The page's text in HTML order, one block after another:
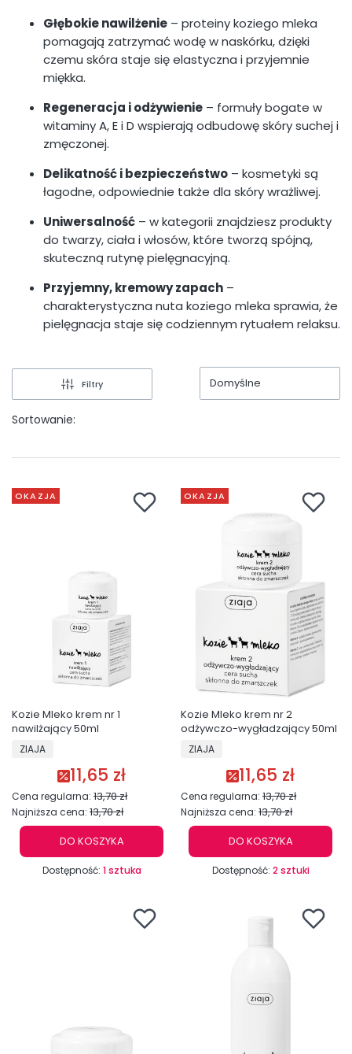
Głębokie nawilżenie – proteiny koziego mleka
pomagają zatrzymać wodę w naskórku, dzięki
czemu skóra staje się elastyczna i przyjemnie
miękka.
Regeneracja i odżywienie – formuły bogate w
witaminy A, E i D wspierają odbudowę skóry suchej i
zmęczonej.
Delikatność i bezpieczeństwo – kosmetyki są
łagodne, odpowiednie także dla skóry wrażliwej.
Uniwersalność – w kategorii znajdziesz produkty
do twarzy, ciała i włosów, które tworzą spójną,
skuteczną rutynę pielęgnacyjną.
Przyjemny, kremowy zapach –
charakterystyczna nuta koziego mleka sprawia, że
pielęgnacja staje się codziennym rytuałem relaksu.
Filtry
Sortowanie:
Domyślne
OKAZJA
Kozie Mleko krem nr 1
nawilżający 50ml
PRODUCENT
ZIAJA
Cena promocyjna
11,65 zł
Cena regularna: 13,70 zł
Najniższa cena: 13,70 zł
DO KOSZYKA
Dostępność: 1 sztuka
OKAZJA
Kozie Mleko krem nr 2
odżywczo-wygładzający 50ml
PRODUCENT
ZIAJA
Cena promocyjna
11,65 zł
Cena regularna: 13,70 zł
Najniższa cena: 13,70 zł
DO KOSZYKA
Dostępność: 2 sztuki